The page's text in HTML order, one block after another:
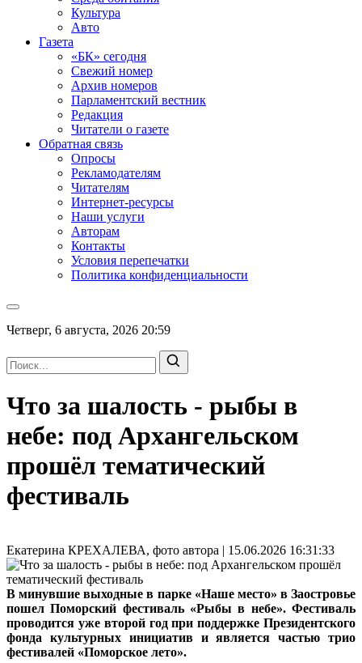
Культура
Авто
Газета
«БК» сегодня
Свежий номер
Архив номеров
Парламентский вестник
Редакция
Читатели о газете
Обратная связь
Опросы
Рекламодателям
Читателям
Интернет-ресурсы
Наши услуги
Авторам
Контакты
Условия перепечатки
Политика конфиденциальности
Четверг, 6 августа, 2026 20:59
Что за шалость - рыбы в
небе: под Архангельском
прошёл тематический
фестиваль
Екатерина КРЕХАЛЕВА, фото автора | 15.06.2026 16:31:33
В минувшие выходные в парке «Наше место» в Заостровье
пошел Поморский фестиваль «Рыбы в небе». Фестиваль
проводится уже второй год при поддержке Президентского
фонда культурных инициатив и является частью трио
фестивалей «Поморское лето».